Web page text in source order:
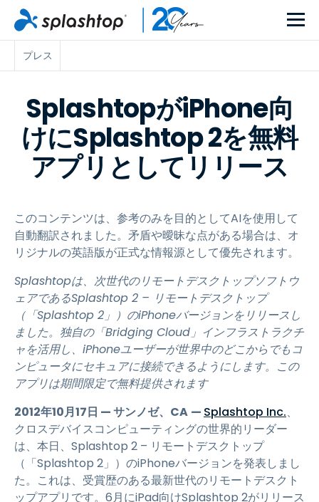
プレス
SplashtopがiPhone向
けにSplashtop 2を無料
アプリとしてリリース
このコンテンツは、参考のみを目的としてAIを使用して
自動翻訳されました。矛盾や曖昧な点がある場合は、オ
リジナルの英語版が正式な情報源として優先されます。
Splashtopは、次世代のリモートデスクトップソフトウ
ェアであるSplashtop 2 – リモートデスクトップ
（「Splashtop 2」）のiPhoneバージョンをリリースし
ました。独自の「Bridging Cloud」インフラストラクチ
ャを活用し、iPhoneユーザーが世界中のどこからでもコ
ンピュータにセキュアに接続できるようにします。この
アプリは期間限定で無料提供されます
2012年10月17日 — サンノゼ、CA — Splashtop Inc.、
クロスデバイスコンピューティングの世界的リーダー
は、本日、Splashtop 2 – リモートデスクトップ
（「Splashtop 2」）のiPhoneバージョンを発表しまし
た。これは、受賞歴のある最新世代のリモートデスクト
ップアプリです。6月にiPad向けSplashtop 2がリリース